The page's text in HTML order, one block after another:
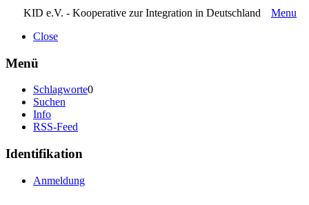
KID e.V. - Kooperative zur Integration in Deutschland
Menu
Close
Menü
Schlagworte0
Suchen
Info
RSS-Feed
Identifikation
Anmeldung